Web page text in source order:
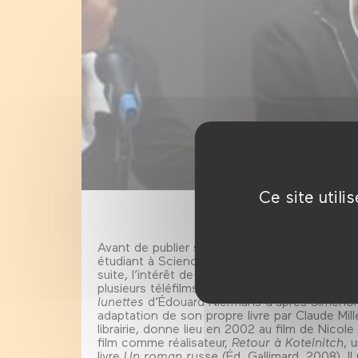
Ce site
Avant de publier son premier livre,
étudiant à Sciences-Po, rédige des critiques
suite, l’intérêt de l’écrivain pour le septième
plusieurs téléfilms, comme
lunettes d’Édouard Niermans d’après
adaptation de son propre livre par Claude
librairie, donne lieu en 2002 au film de Nicole
film comme réalisateur, Retour à Kotelnitch ,